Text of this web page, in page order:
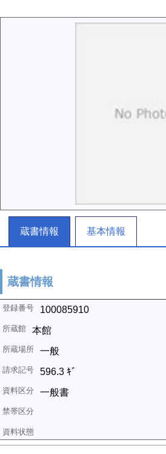
蔵書情報 基本情報
蔵書情報
100085910
本館
一般
596.3 ｷﾞ
一般書